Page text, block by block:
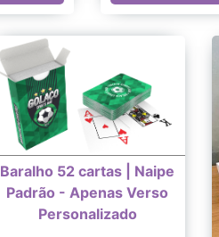
Baralho 52 cartas | Naipe
Padrão - Apenas Verso
Personalizado